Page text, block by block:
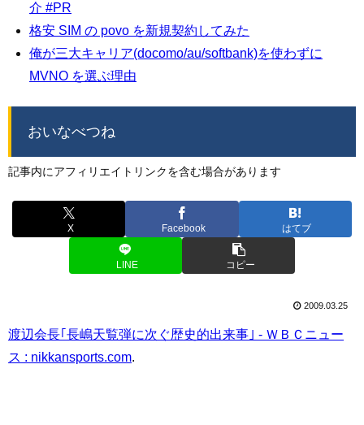
介 #PR
格安 SIM の povo を新規契約してみた
俺が三大キャリア(docomo/au/softbank)を使わずに
MVNO を選ぶ理由
おいなべつね
記事内にアフィリエイトリンクを含む場合があります
X Facebook はてブ
LINE コピー
2009.03.25
渡辺会長｢長嶋天覧弾に次ぐ歴史的出来事｣ - ＷＢＣニュー
ス : nikkansports.com.